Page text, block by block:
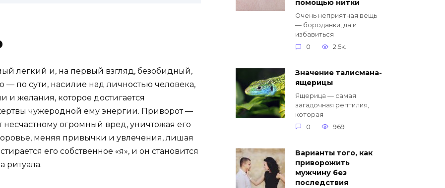
лёгкий и, на первый взгляд, безобидный,
— по сути, насилие над личностью человека,
желания, которое достигается
чужеродной ему энергии. Приворот —
несчастному огромный вред, уничтожая его
меняя привычки и увлечения, лишая
его собственное «я», и он становится
ритуала.
помощью нитки
Очень неприятная вещь
— бородавки, да и
избавиться
0
2.5к.
Значение талисмана-
ящерицы
Ящерица — самая
загадочная рептилия,
которая
0
969
Варианты того, как
приворожить
мужчину без
последствия